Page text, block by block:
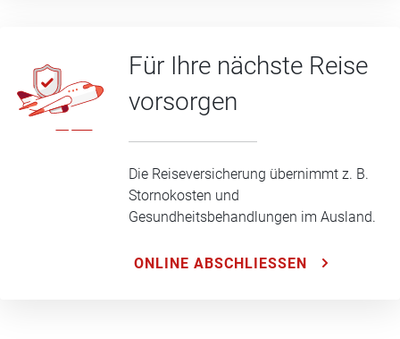
Für Ihre nächste Reise
vorsorgen
Die Reiseversicherung übernimmt z. B.
Stornokosten und
Gesundheitsbehandlungen im Ausland.
ONLINE ABSCHLIESSEN